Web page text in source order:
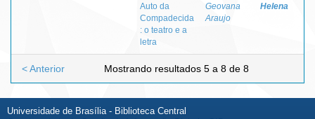
Auto da
Compadecida
: o teatro e a
letra
Geovana
Araujo
Helena
Mostrando resultados 5 a 8 de 8
< Anterior
Universidade de Brasília - Biblioteca Central